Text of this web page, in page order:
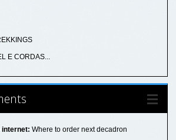
E CORDAS...
internet: Where to order next decadron